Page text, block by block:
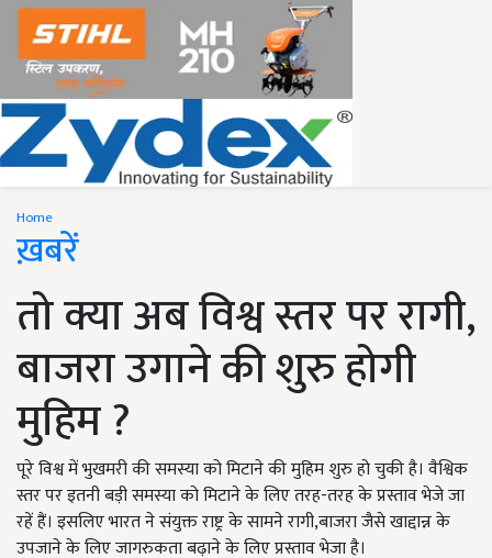
Home
ख़बरें
तो क्या अब विश्व स्तर पर रागी,
बाजरा उगाने की शुरु होगी
मुहिम ?
पूरे विश्व में भुखमरी की समस्या को मिटाने की मुहिम शुरु हो चुकी है। वैश्विक
स्तर पर इतनी बड़ी समस्या को मिटाने के लिए तरह-तरह के प्रस्ताव भेजे जा
रहें हैं। इसलिए भारत ने संयुक्त राष्ट्र के सामने रागी,बाजरा जैसे खाद्दान्न के
उपजाने के लिए जागरुकता बढ़ाने के लिए प्रस्ताव भेजा है।